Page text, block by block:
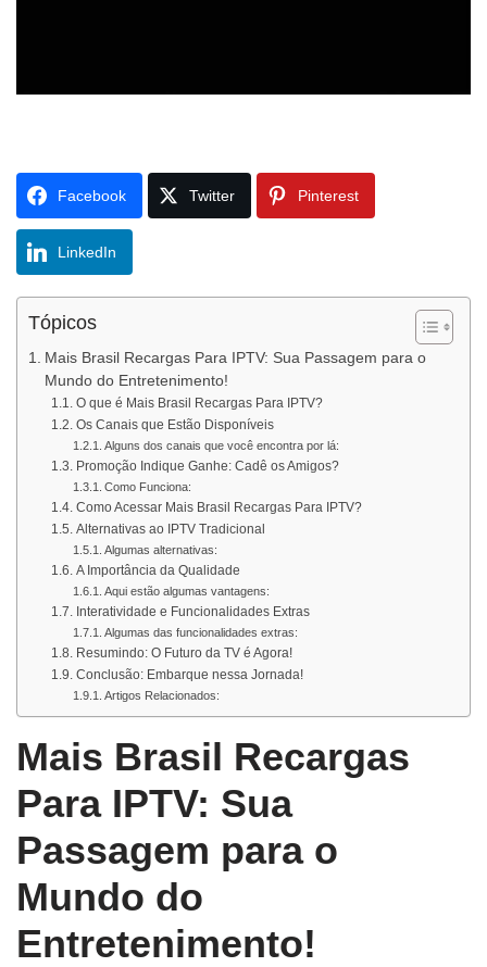
Facebook Twitter Pinterest
LinkedIn
Tópicos
Mais Brasil Recargas Para IPTV: Sua Passagem para o
Mundo do Entretenimento!
O que é Mais Brasil Recargas Para IPTV?
Os Canais que Estão Disponíveis
Alguns dos canais que você encontra por lá:
Promoção Indique Ganhe: Cadê os Amigos?
Como Funciona:
Como Acessar Mais Brasil Recargas Para IPTV?
Alternativas ao IPTV Tradicional
Algumas alternativas:
A Importância da Qualidade
Aqui estão algumas vantagens:
Interatividade e Funcionalidades Extras
Algumas das funcionalidades extras:
Resumindo: O Futuro da TV é Agora!
Conclusão: Embarque nessa Jornada!
Artigos Relacionados:
Mais Brasil Recargas
Para IPTV: Sua
Passagem para o
Mundo do
Entretenimento!